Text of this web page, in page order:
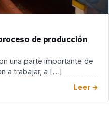
de producción
una parte importante de
a trabajar, a […]
Leer →